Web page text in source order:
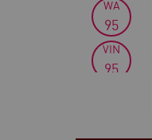
WA
95
VIN
95